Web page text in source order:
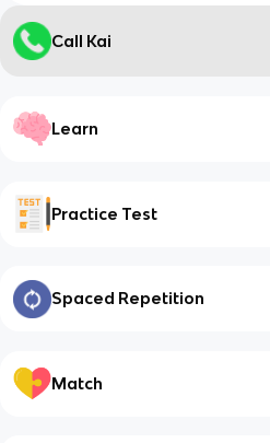
Call Kai
Learn
Practice Test
Spaced Repetition
Match